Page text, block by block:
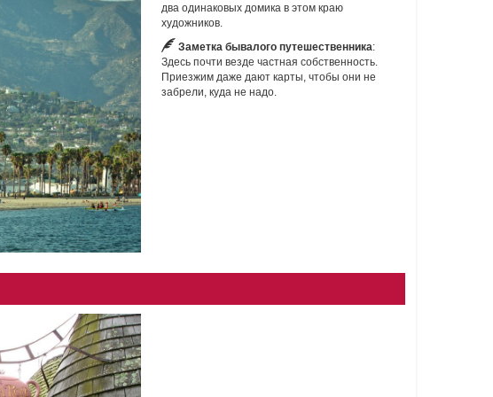
два одинаковых домика в этом краю
художников.
Заметка бывалого путешественника:
Здесь почти везде частная собственность.
Приезжим даже дают карты, чтобы они не
забрели, куда не надо.